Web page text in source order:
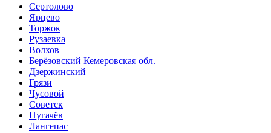
Сертолово
Ярцево
Торжок
Рузаевка
Волхов
Берёзовский Кемеровская обл.
Дзержинский
Грязи
Чусовой
Советск
Пугачёв
Лангепас